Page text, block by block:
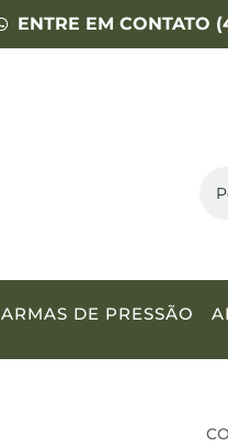
ENTRE EM CONTATO
ARMAS DE PRESSÃO